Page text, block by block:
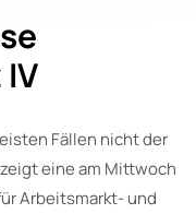
Fällen nicht der
eine am Mittwoch
Arbeitsmarkt- und